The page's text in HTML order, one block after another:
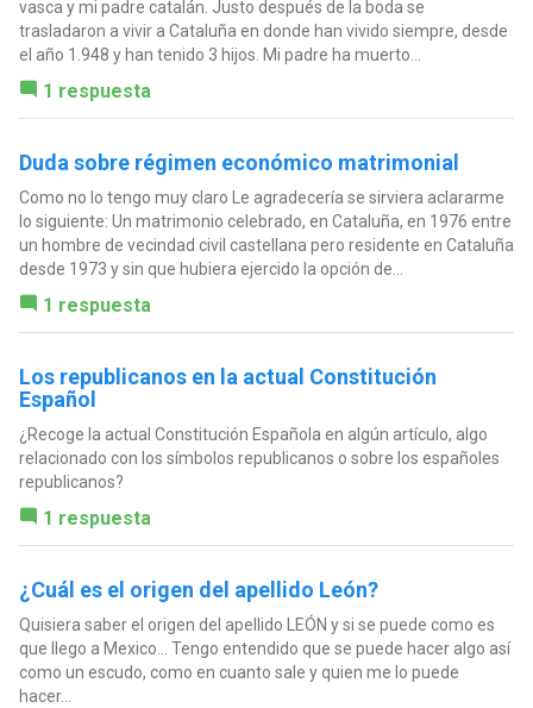
vasca y mi padre catalán. Justo después de la boda se
trasladaron a vivir a Cataluña en donde han vivido siempre, desde
el año 1.948 y han tenido 3 hijos. Mi padre ha muerto...
1 respuesta
Duda sobre régimen económico matrimonial
Como no lo tengo muy claro Le agradecería se sirviera aclararme
lo siguiente: Un matrimonio celebrado, en Cataluña, en 1976 entre
un hombre de vecindad civil castellana pero residente en Cataluña
desde 1973 y sin que hubiera ejercido la opción de...
1 respuesta
Los republicanos en la actual Constitución
Español
¿Recoge la actual Constitución Española en algún artículo, algo
relacionado con los símbolos republicanos o sobre los españoles
republicanos?
1 respuesta
¿Cuál es el origen del apellido León?
Quisiera saber el origen del apellido LEÓN y si se puede como es
que llego a Mexico... Tengo entendido que se puede hacer algo así
como un escudo, como en cuanto sale y quien me lo puede
hacer...